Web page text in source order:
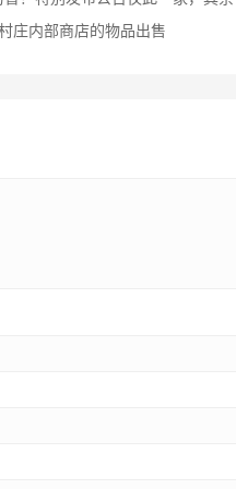
庄内部商店的物品出售